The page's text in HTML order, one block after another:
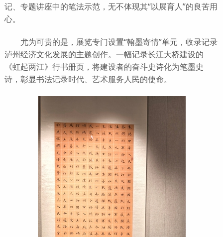
记、专题讲座中的笔法示范，无不体现其“以展育人”的良苦用
心。
尤为可贵的是，展览专门设置“翰墨寄情”单元，收录记录
泸州经济文化发展的主题创作。一幅记录长江大桥建设的
《虹起两江》行书册页，将建设者的奋斗史诗化为笔墨史
诗，彰显书法记录时代、艺术服务人民的使命。